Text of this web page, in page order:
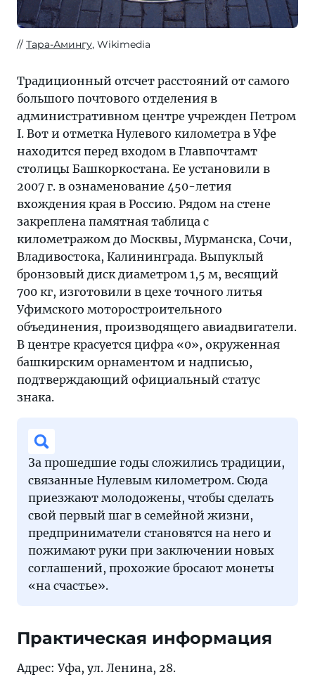
Тара-Амингу, Wikimedia
Традиционный отсчет расстояний от самого
большого почтового отделения в
административном центре учрежден Петром
I. Вот и отметка Нулевого километра в Уфе
находится перед входом в Главпочтамт
столицы Башкоркостана. Ее установили в
2007 г. в ознаменование 450-летия
вхождения края в Россию. Рядом на стене
закреплена памятная таблица с
километражом до Москвы, Мурманска, Сочи,
Владивостока, Калининграда. Выпуклый
бронзовый диск диаметром 1,5 м, весящий
700 кг, изготовили в цехе точного литья
Уфимского моторостроительного
объединения, производящего авиадвигатели.
В центре красуется цифра «0», окруженная
башкирским орнаментом и надписью,
подтверждающий официальный статус
знака.
За прошедшие годы сложились традиции,
связанные Нулевым километром. Сюда
приезжают молодожены, чтобы сделать
свой первый шаг в семейной жизни,
предприниматели становятся на него и
пожимают руки при заключении новых
соглашений, прохожие бросают монеты
«на счастье».
Практическая информация
Адрес: Уфа, ул. Ленина, 28.